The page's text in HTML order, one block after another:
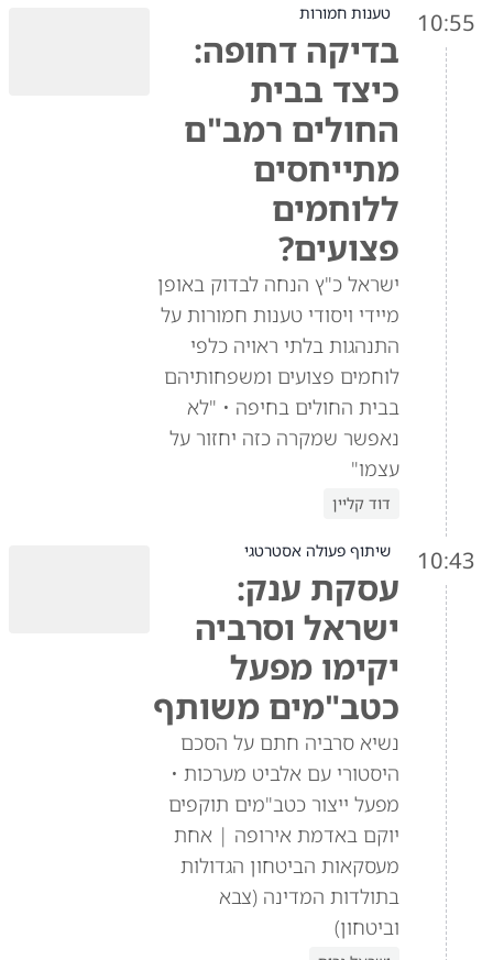
10:55 טענות חמורות
בדיקה דחופה:
כיצד בבית
החולים רמב"ם
מתייחסים
ללוחמים
פצועים?
ישראל כ"ץ הנחה לבדוק באופן
מיידי ויסודי טענות חמורות על
התנהגות בלתי ראויה כלפי
לוחמים פצועים ומשפחותיהם
בבית החולים בחיפה • "לא
נאפשר שמקרה כזה יחזור על
עצמו"
דוד קליין
10:43 שיתוף פעולה אסטרטגי
עסקת ענק:
ישראל וסרביה
יקימו מפעל
כטב"מים משותף
נשיא סרביה חתם על הסכם
היסטורי עם אלביט מערכות •
מפעל ייצור כטב"מים תוקפים
יוקם באדמת אירופה | אחת
מעסקאות הביטחון הגדולות
בתולדות המדינה (צבא
וביטחון)